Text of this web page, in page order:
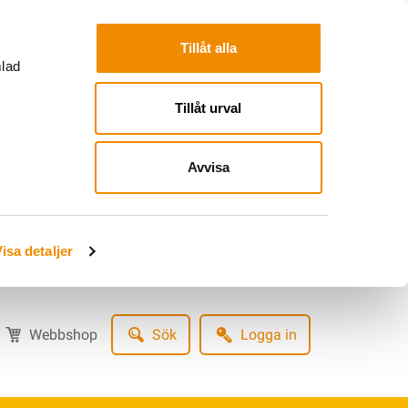
detaljer
Tillåt alla
Tillåt urval
Avvisa
Webbshop Sök Logga in